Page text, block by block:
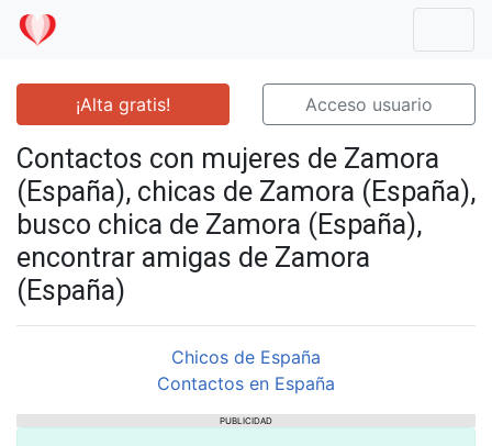
¡Alta gratis! Acceso usuario
Contactos con mujeres de Zamora
(España), chicas de Zamora (España),
busco chica de Zamora (España),
encontrar amigas de Zamora
(España)
Chicos de España
Contactos en España
PUBLICIDAD